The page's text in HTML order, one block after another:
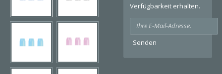
Verfügbarkeit erhalten.
Senden